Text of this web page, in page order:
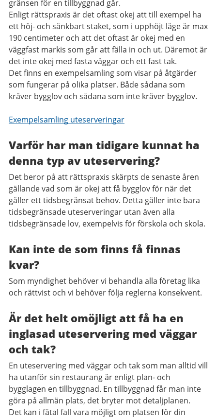
gränsen för en tillbyggnad går.
Enligt rättspraxis är det oftast okej att till exempel ha
ett höj- och sänkbart staket, som i upphöjt läge är max
190 centimeter och att det oftast är okej med en
väggfast markis som går att fälla in och ut. Däremot är
det inte okej med fasta väggar och ett fast tak.
Det finns en exempelsamling som visar på åtgärder
som fungerar på olika platser. Både sådana som
kräver bygglov och sådana som inte kräver bygglov.
Exempelsamling uteserveringar
Varför har man tidigare kunnat ha
denna typ av uteservering?
Det beror på att rättspraxis skärpts de senaste åren
gällande vad som är okej att få bygglov för när det
gäller ett tidsbegränsat behov. Detta gäller inte bara
tidsbegränsade uteserveringar utan även alla
tidsbegränsade lov, exempelvis för förskola och skola.
Kan inte de som finns få finnas
kvar?
Som myndighet behöver vi behandla alla företag lika
och rättvist och vi behöver följa reglerna konsekvent.
Är det helt omöjligt att få ha en
inglasad uteservering med väggar
och tak?
En uteservering med väggar och tak som man alltid vill
ha utanför sin restaurang är enligt plan- och
bygglagen en tillbyggnad. En tillbyggnad får man inte
göra på allmän plats, det bryter mot detaljplanen.
Det kan i fåtal fall vara möjligt om platsen för din